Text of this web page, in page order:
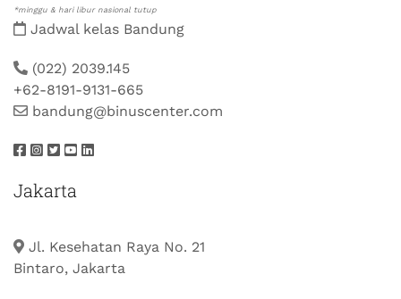
*minggu & hari libur nasional tutup
Jadwal kelas Bandung
(022) 2039.145
+62-8191-9131-665
bandung@binuscenter.com
Jakarta
Jl. Kesehatan Raya No. 21
Bintaro, Jakarta